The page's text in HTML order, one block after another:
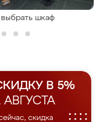
шкаф
В 5%
скидка